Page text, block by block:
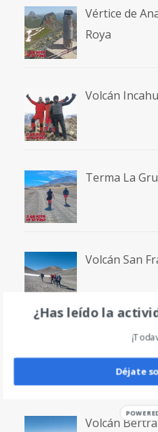
Vértice de
Roya
Volcán
Terma La
Volcán San
Laguna San
Volcán
¿Has leído la
Déjate